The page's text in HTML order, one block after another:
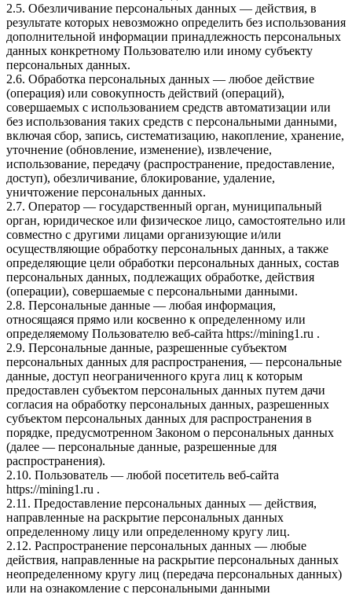
2.5. Обезличивание персональных данных — действия, в
результате которых невозможно определить без использования
дополнительной информации принадлежность персональных
данных конкретному Пользователю или иному субъекту
персональных данных.
2.6. Обработка персональных данных — любое действие
(операция) или совокупность действий (операций),
совершаемых с использованием средств автоматизации или
без использования таких средств с персональными данными,
включая сбор, запись, систематизацию, накопление, хранение,
уточнение (обновление, изменение), извлечение,
использование, передачу (распространение, предоставление,
доступ), обезличивание, блокирование, удаление,
уничтожение персональных данных.
2.7. Оператор — государственный орган, муниципальный
орган, юридическое или физическое лицо, самостоятельно или
совместно с другими лицами организующие и/или
осуществляющие обработку персональных данных, а также
определяющие цели обработки персональных данных, состав
персональных данных, подлежащих обработке, действия
(операции), совершаемые с персональными данными.
2.8. Персональные данные — любая информация,
относящаяся прямо или косвенно к определенному или
определяемому Пользователю веб-сайта https://mining1.ru .
2.9. Персональные данные, разрешенные субъектом
персональных данных для распространения, — персональные
данные, доступ неограниченного круга лиц к которым
предоставлен субъектом персональных данных путем дачи
согласия на обработку персональных данных, разрешенных
субъектом персональных данных для распространения в
порядке, предусмотренном Законом о персональных данных
(далее — персональные данные, разрешенные для
распространения).
2.10. Пользователь — любой посетитель веб-сайта
https://mining1.ru .
2.11. Предоставление персональных данных — действия,
направленные на раскрытие персональных данных
определенному лицу или определенному кругу лиц.
2.12. Распространение персональных данных — любые
действия, направленные на раскрытие персональных данных
неопределенному кругу лиц (передача персональных данных)
или на ознакомление с персональными данными